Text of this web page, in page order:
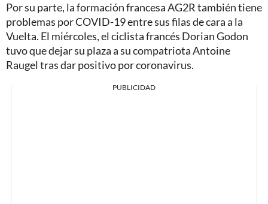
Por su parte, la formación francesa AG2R también tiene
problemas por COVID-19 entre sus filas de cara a la
Vuelta. El miércoles, el ciclista francés Dorian Godon
tuvo que dejar su plaza a su compatriota Antoine
Raugel tras dar positivo por coronavirus.
PUBLICIDAD